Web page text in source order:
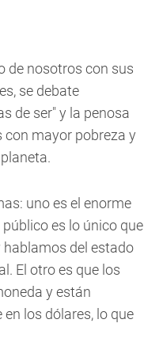
de nosotros con sus
se debate
de ser" y la penosa
con mayor pobreza y
uno es el enorme
es lo único que
hablamos del estado
El otro es que los
y están
los dólares, lo que